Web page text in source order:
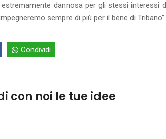
dannosa per gli stessi interessi
sempre di più per il bene di Tribano”.
Condividi
con noi le tue idee